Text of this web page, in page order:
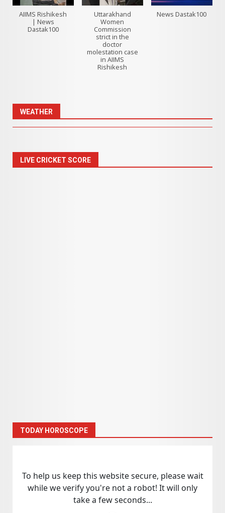
AIIMS Rishikesh
| News
Dastak100
Uttarakhand
Women
Commission
strict in the
doctor
molestation case
in AIIMS
Rishikesh
News Dastak100
WEATHER
LIVE CRICKET SCORE
TODAY HOROSCOPE